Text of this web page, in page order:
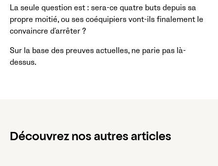
La seule question est : sera-ce quatre buts depuis sa
propre moitié, ou ses coéquipiers vont-ils finalement le
convaincre d'arrêter ?
Sur la base des preuves actuelles, ne parie pas là-
dessus.
Découvrez nos autres articles